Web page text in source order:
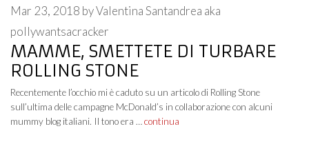
MAMME, SMETTETE DI TURBARE
ROLLING STONE
Mar 23, 2018 byValentina Santandrea aka
pollywantsacracker
Recentemente l’occhio mi è caduto su un articolo di Rolling Stone
sull’ultima delle campagne McDonald’s in collaborazione con alcuni
mummy blog italiani. Il tono era … continua